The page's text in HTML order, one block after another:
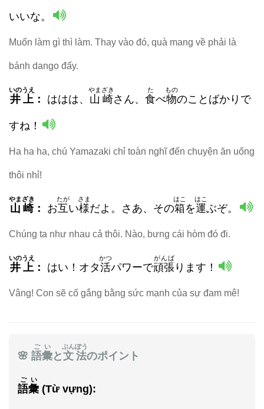
いいな。
Muốn làm gì thì làm. Thay vào đó, quà mang về phải là
bánh dango đấy.
井上
いのうえ
： ははは、 山崎
やまざき
さん、 食
た
べ物
もの
のことばかりで
すね！
Ha ha ha, chú Yamazaki chỉ toàn nghĩ đến chuyện ăn uống
thôi nhỉ!
山崎
やまざき
： お互
たが
い様
さま
だよ。さあ、その箱
はこ
を運
はこ
ぶぞ。
Chúng ta như nhau cả thôi. Nào, bưng cái hòm đó đi.
井上
いのうえ
： はい！オタ活
かつ
パワーで頑張
がんば
ります！
Vâng! Con sẽ cố gắng bằng sức mạnh của sự đam mê!
🌸 語彙
ごい
と文法
ぶんぽう
のポイント
語彙
ごい
(Từ vựng):